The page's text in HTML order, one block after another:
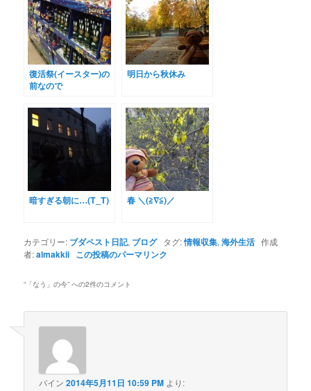
復活祭(イースター)の
前なので
明日から秋休み
暗すぎる朝に…(T_T) 春 ＼(≧∇≦)／
カテゴリー: ブダペスト日記, ブログタグ:情報収集,海外生活 作成
者:almakkii この投稿のパーマリンク
“ 「なう」の今” への2件のコメント
パイン 2014年5月11日 10:59 PM より: